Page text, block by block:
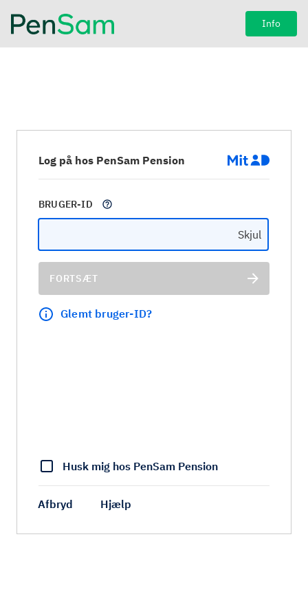
Log på hos PenSam Pension
BRUGER-ID
Skjul
FORTSÆT
Glemt bruger-ID?
Husk mig hos PenSam Pension
Afbryd Hjælp
Info